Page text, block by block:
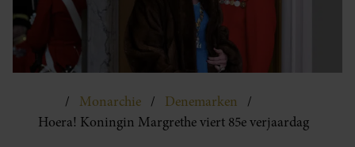
Monarchie
Denemarken
Hoera! Koningin Margrethe viert 85e verjaardag